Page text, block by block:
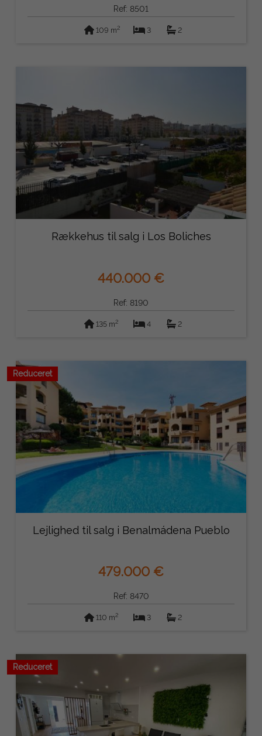
Ref: 8501
109 m2 3 2
Rækkehus til salg i Los Boliches
440.000 €
Ref: 8190
135 m2 4 2
Reduceret
Lejlighed til salg i Benalmádena Pueblo
479.000 €
Ref: 8470
110 m2 3 2
Reduceret